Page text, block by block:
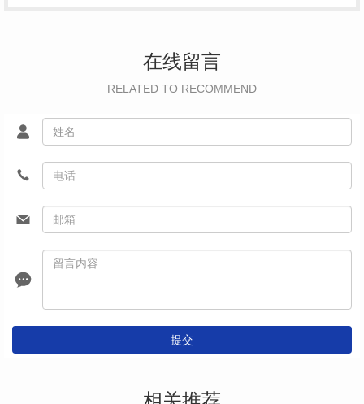
在线留言
RELATED TO RECOMMEND
提交